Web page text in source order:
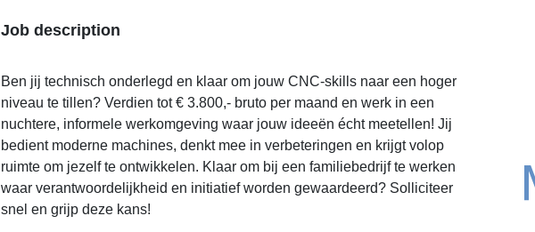
Job description
Ben jij technisch onderlegd en klaar om jouw CNC-skills naar een hoger
niveau te tillen? Verdien tot € 3.800,- bruto per maand en werk in een
nuchtere, informele werkomgeving waar jouw ideeën écht meetellen! Jij
bedient moderne machines, denkt mee in verbeteringen en krijgt volop
ruimte om jezelf te ontwikkelen. Klaar om bij een familiebedrijf te werken
waar verantwoordelijkheid en initiatief worden gewaardeerd? Solliciteer
snel en grijp deze kans!